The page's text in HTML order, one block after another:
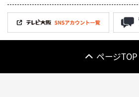
ページTOP